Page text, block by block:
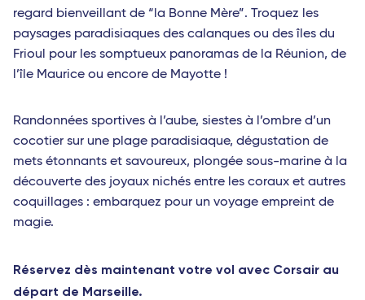
regard bienveillant de “la Bonne Mère”. Troquez les
paysages paradisiaques des calanques ou des îles du
Frioul pour les somptueux panoramas de la Réunion, de
l’île Maurice ou encore de Mayotte !
Randonnées sportives à l’aube, siestes à l’ombre d’un
cocotier sur une plage paradisiaque, dégustation de
mets étonnants et savoureux, plongée sous-marine à la
découverte des joyaux nichés entre les coraux et autres
coquillages : embarquez pour un voyage empreint de
magie.
Réservez dès maintenant votre vol avec Corsair au
départ de Marseille.